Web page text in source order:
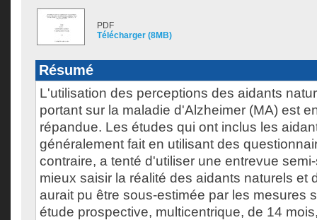
PDF
Télécharger (8MB)
Résumé
L'utilisation des perceptions des aidants
portant sur la maladie d'Alzheimer (MA) est
répandue. Les études qui ont inclus les
généralement fait en utilisant des
contraire, a tenté d'utiliser une entrevue
mieux saisir la réalité des aidants naturels et
aurait pu être sous-estimée par les mesures
étude prospective, multicentrique, de 14